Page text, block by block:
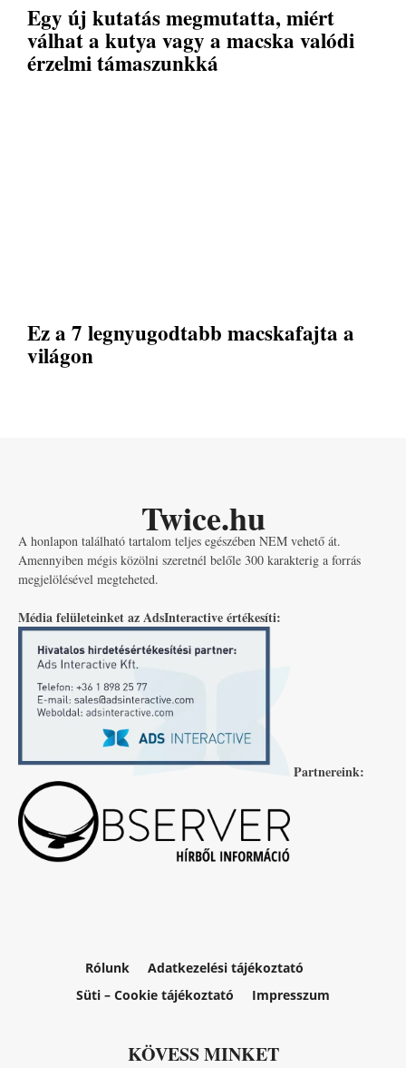
Egy új kutatás megmutatta, miért
válhat a kutya vagy a macska valódi
érzelmi támaszunkká
Ez a 7 legnyugodtabb macskafajta a
világon
Twice.hu
A honlapon található tartalom teljes egészében NEM vehető át.
Amennyiben mégis közölni szeretnél belőle 300 karakterig a forrás
megjelölésével megteheted.
Média felületeinket az AdsInteractive értékesíti:
Partnereink:
Rólunk
Adatkezelési tájékoztató
Süti – Cookie tájékoztató
Impresszum
KÖVESS MINKET